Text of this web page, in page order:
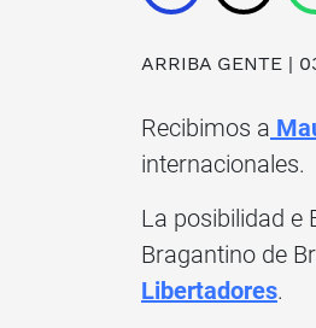
ARRIBA GENTE |
Recibimos a
internacionales.
La posibilidad e
Bragantino de
Libertadores.